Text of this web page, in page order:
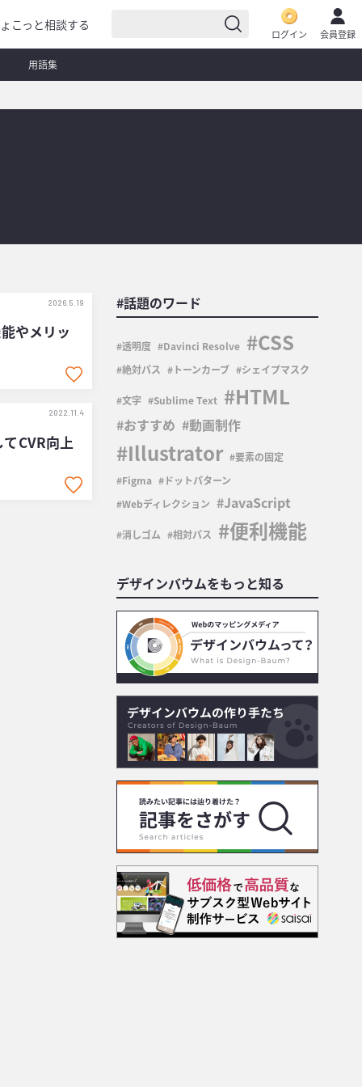
こっと相談する
ログイン 会員登録
用語集
やメリッ
2026.5.19
CVR向上
2022.11.4
#話題のワード
透明度 Davinci Resolve CSS
絶対パス トーンカーブ シェイプマスク
文字 Sublime Text HTML
おすすめ 動画制作
Illustrator
要素の固定
Figma
ドットパターン
Webディレクション
JavaScript
消しゴム 相対パス 便利機能
デザインバウムをもっと知る